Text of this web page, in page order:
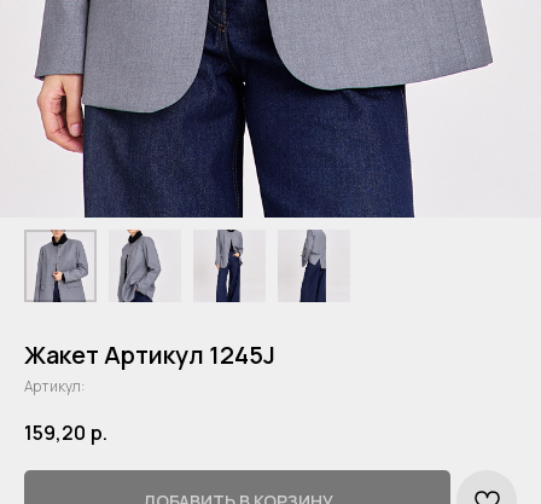
Жакет Артикул 1245J
Артикул:
159,20 р.